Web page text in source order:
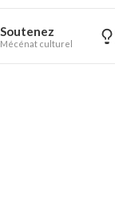
Soutenez
Mécénat culturel